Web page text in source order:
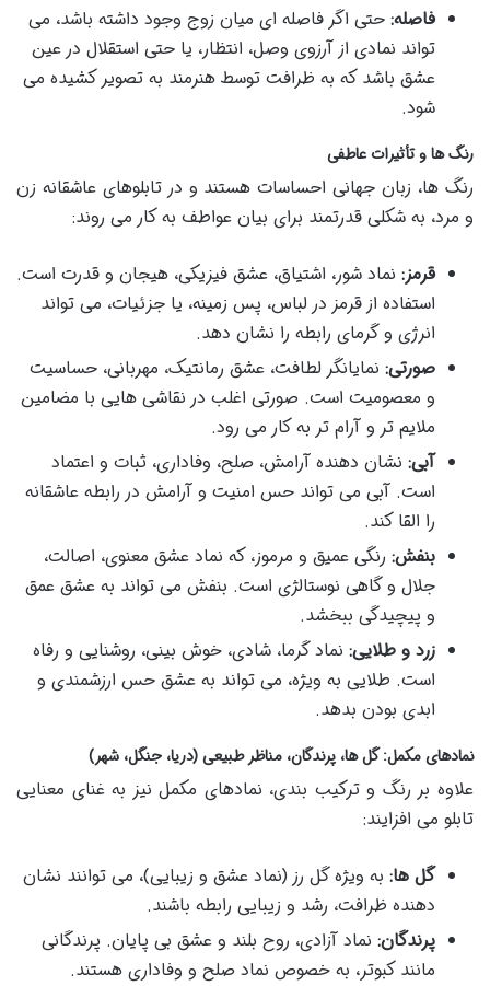
فاصله: حتی اگر فاصله ای میان زوج وجود داشته باشد، می
تواند نمادی از آرزوی وصل، انتظار، یا حتی استقلال در عین
عشق باشد که به ظرافت توسط هنرمند به تصویر کشیده می
شود.
رنگ ها و تأثیرات عاطفی
رنگ ها، زبان جهانی احساسات هستند و در تابلوهای عاشقانه زن
و مرد، به شکلی قدرتمند برای بیان عواطف به کار می روند:
قرمز: نماد شور، اشتیاق، عشق فیزیکی، هیجان و قدرت است.
استفاده از قرمز در لباس، پس زمینه، یا جزئیات، می تواند
انرژی و گرمای رابطه را نشان دهد.
صورتی: نمایانگر لطافت، عشق رمانتیک، مهربانی، حساسیت
و معصومیت است. صورتی اغلب در نقاشی هایی با مضامین
ملایم تر و آرام تر به کار می رود.
آبی: نشان دهنده آرامش، صلح، وفاداری، ثبات و اعتماد
است. آبی می تواند حس امنیت و آرامش در رابطه عاشقانه
را القا کند.
بنفش: رنگی عمیق و مرموز، که نماد عشق معنوی، اصالت،
جلال و گاهی نوستالژی است. بنفش می تواند به عشق عمق
و پیچیدگی ببخشد.
زرد و طلایی: نماد گرما، شادی، خوش بینی، روشنایی و رفاه
است. طلایی به ویژه، می تواند به عشق حس ارزشمندی و
ابدی بودن بدهد.
نمادهای مکمل: گل ها، پرندگان، مناظر طبیعی (دریا، جنگل، شهر)
علاوه بر رنگ و ترکیب بندی، نمادهای مکمل نیز به غنای معنایی
تابلو می افزایند:
گل ها: به ویژه گل رز (نماد عشق و زیبایی)، می توانند نشان
دهنده ظرافت، رشد و زیبایی رابطه باشند.
پرندگان: نماد آزادی، روح بلند و عشق بی پایان. پرندگانی
مانند کبوتر، به خصوص نماد صلح و وفاداری هستند.